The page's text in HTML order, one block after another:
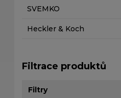
SVEMKO
Heckler & Koch
Filtrace produktů
Filtry